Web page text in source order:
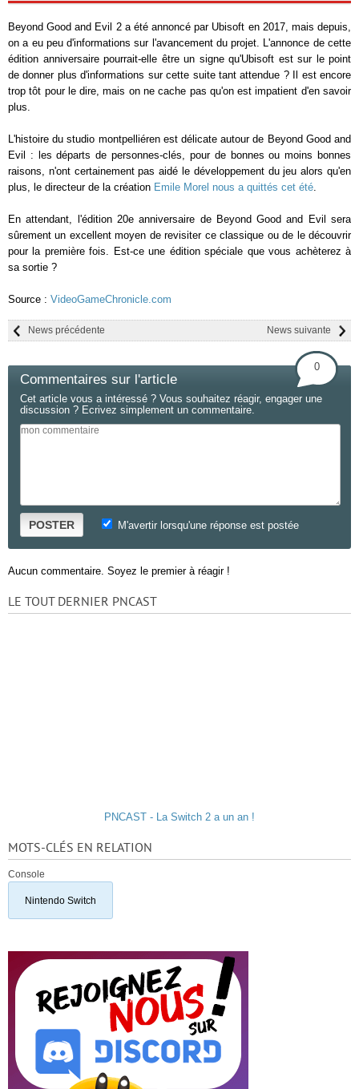
Beyond Good and Evil 2 a été annoncé par Ubisoft en 2017, mais depuis,
on a eu peu d'informations sur l'avancement du projet. L'annonce de cette
édition anniversaire pourrait-elle être un signe qu'Ubisoft est sur le point
de donner plus d'informations sur cette suite tant attendue ? Il est encore
trop tôt pour le dire, mais on ne cache pas qu'on est impatient d'en savoir
plus.
L'histoire du studio montpelliéren est délicate autour de Beyond Good and
Evil : les départs de personnes-clés, pour de bonnes ou moins bonnes
raisons, n'ont certainement pas aidé le développement du jeu alors qu'en
plus, le directeur de la création Emile Morel nous a quittés cet été.
En attendant, l'édition 20e anniversaire de Beyond Good and Evil sera
sûrement un excellent moyen de revisiter ce classique ou de le découvrir
pour la première fois. Est-ce une édition spéciale que vous achèterez à
sa sortie ?
Source : VideoGameChronicle.com
News suivante
News précédente
Commentaires sur l'article
0
Cet article vous a intéressé ? Vous souhaitez réagir, engager une
discussion ? Ecrivez simplement un commentaire.
POSTER M'avertir lorsqu'une réponse est postée
Aucun commentaire. Soyez le premier à réagir !
LE TOUT DERNIER PNCAST
PNCAST - La Switch 2 a un an !
MOTS-CLÉS EN RELATION
Console
Nintendo Switch